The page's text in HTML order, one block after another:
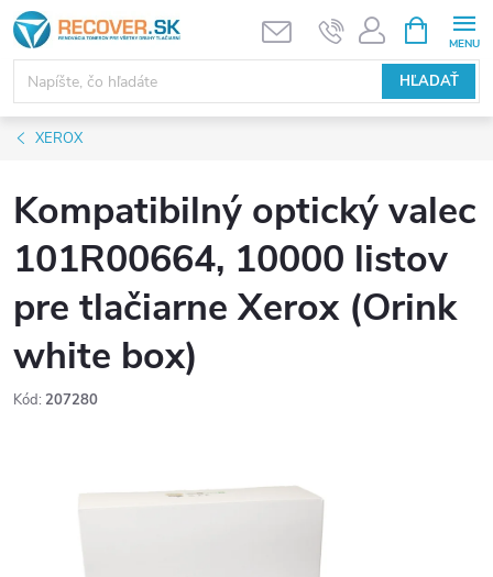
Prejsť
na
obsah
HĽADAŤ
KOŠÍK
XEROX
Kompatibilný optický valec
101R00664, 10000 listov
pre tlačiarne Xerox (Orink
white box)
Kód: 207280